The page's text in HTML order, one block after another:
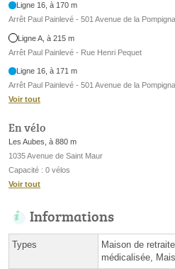
Ligne 16, à 170 m
Arrêt Paul Painlevé - 501 Avenue de la
Ligne A, à 215 m
Arrêt Paul Painlevé - Rue Henri Pequet
Ligne 16, à 171 m
Arrêt Paul Painlevé - 501 Avenue de la
Voir tout
En vélo
Les Aubes, à 880 m
1035 Avenue de Saint Maur
Capacité : 0 vélos
Voir tout
Informations
Types
Maison de
médicalisée,